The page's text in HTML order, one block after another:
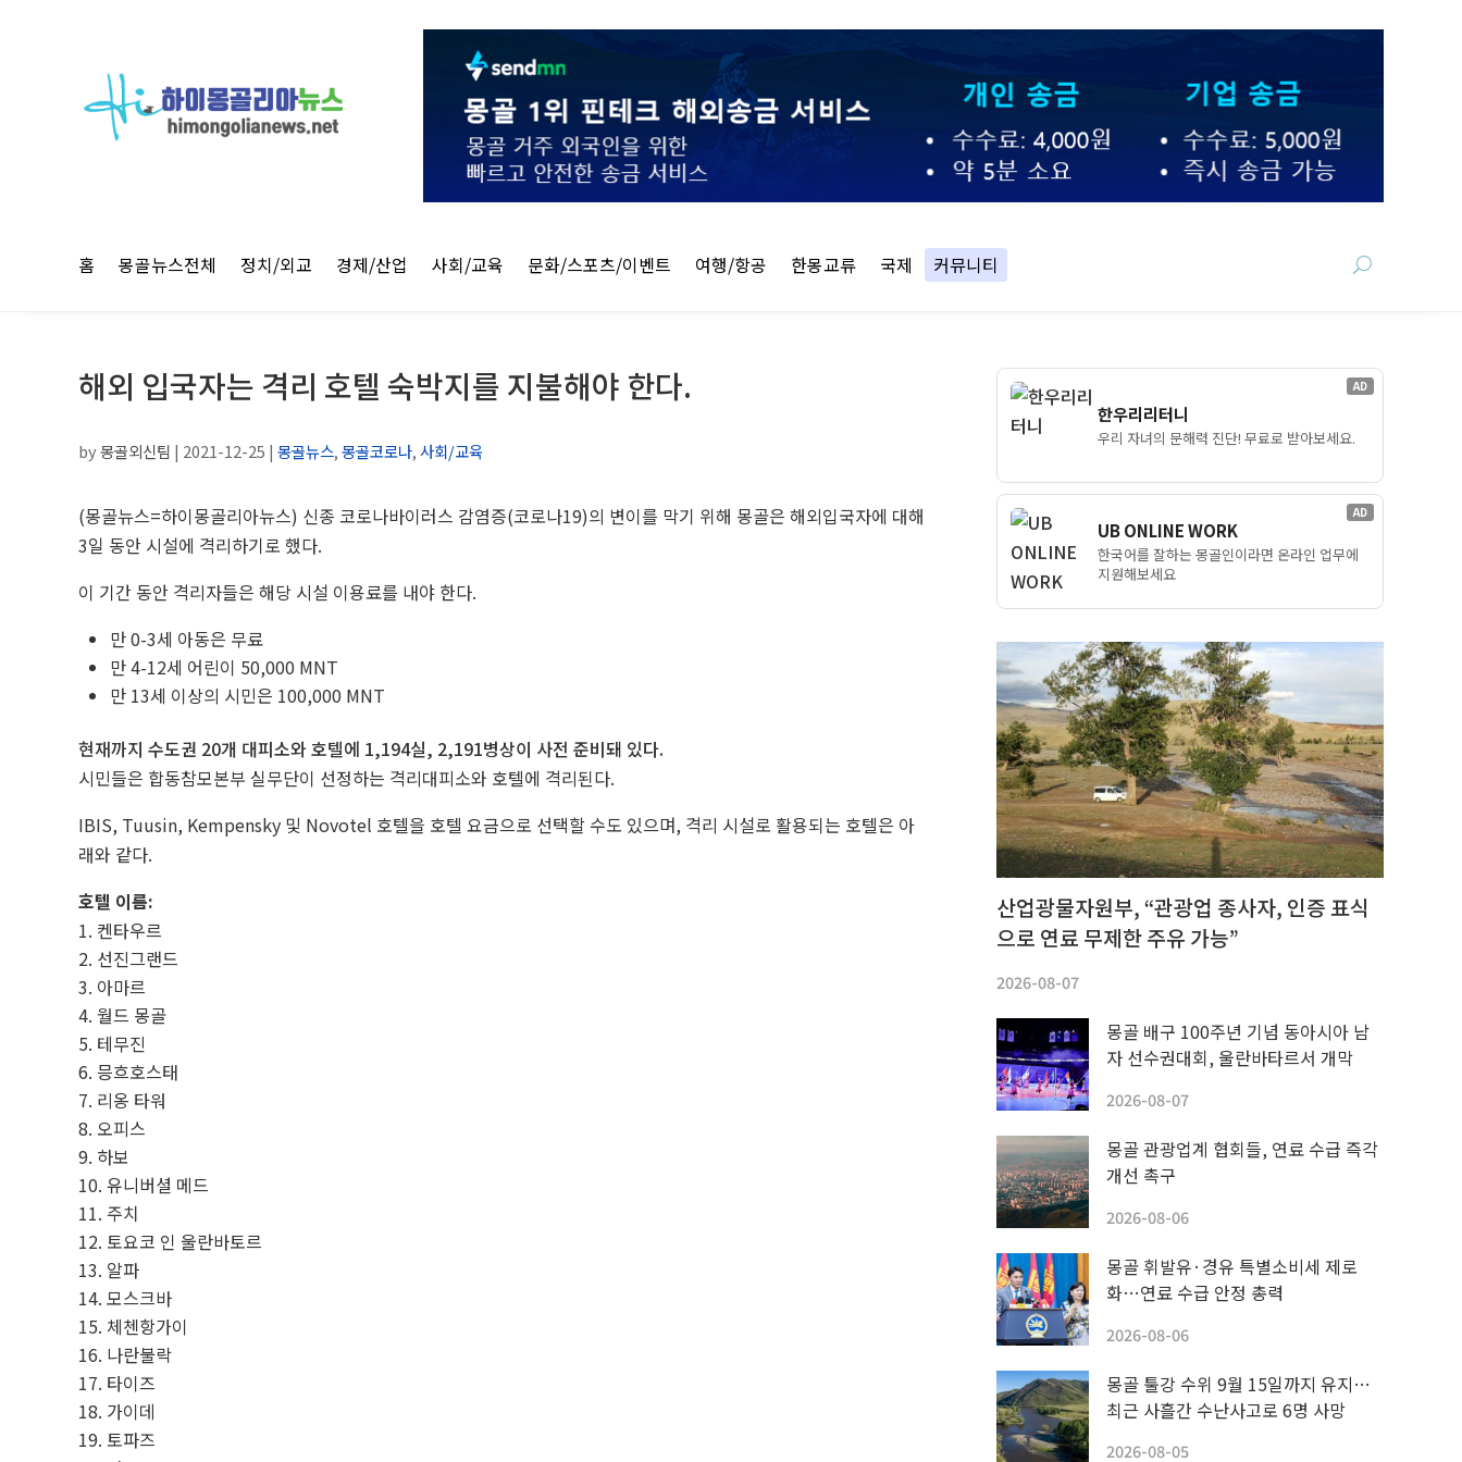
홈 몽골뉴스전체 정치/외교 경제/산업 사회/교육 문화/스포츠/이벤트 여행/항공 한몽교류 국제 커뮤니티
해외 입국자는 격리 호텔 숙박지를 지불해야 한다.
by몽골외신팀 | 2021-12-25 | 몽골뉴스,몽골코로나,사회/교육
(몽골뉴스=하이몽골리아뉴스) 신종 코로나바이러스 감염증(코로나19)의 변이를 막기 위해 몽골은 해외입국자에 대해
3일 동안 시설에 격리하기로 했다.
이 기간 동안 격리자들은 해당 시설 이용료를 내야 한다.
만 0-3세 아동은 무료
만 4-12세 어린이 50,000 MNT
만 13세 이상의 시민은 100,000 MNT
현재까지 수도권 20개 대피소와 호텔에 1,194실, 2,191병상이 사전 준비돼 있다.
시민들은 합동참모본부 실무단이 선정하는 격리대피소와 호텔에 격리된다.
IBIS, Tuusin, Kempensky 및 Novotel 호텔을 호텔 요금으로 선택할 수도 있으며, 격리 시설로 활용되는 호텔은 아
래와 같다.
호텔 이름:
켄타우르
선진그랜드
아마르
월드 몽골
테무진
믕흐호스태
리옹 타워
오피스
하보
유니버셜 메드
주치
토요코 인 울란바토르
알파
모스크바
체첸항가이
나란불락
타이즈
가이데
토파즈
AD
한우리리터니
우리 자녀의 문해력 진단! 무료로 받아보세요.
AD
UB ONLINE WORK
한국어를 잘하는 몽골인이라면 온라인 업무에
지원해보세요
산업광물자원부, “관광업 종사자, 인증 표식
으로 연료 무제한 주유 가능”
2026-08-07
몽골 배구 100주년 기념 동아시아 남
자 선수권대회, 울란바타르서 개막
2026-08-07
몽골 관광업계 협회들, 연료 수급 즉각
개선 촉구
2026-08-06
몽골 휘발유·경유 특별소비세 제로
화…연료 수급 안정 총력
2026-08-06
몽골 툴강 수위 9월 15일까지 유지…
최근 사흘간 수난사고로 6명 사망
2026-08-05